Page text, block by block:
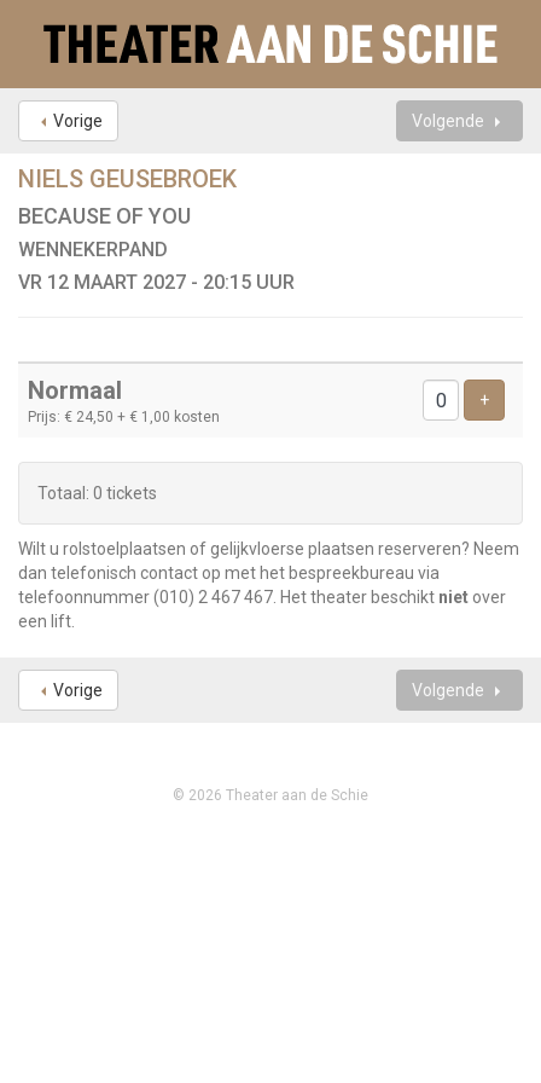
Vorige Volgende
NIELS GEUSEBROEK
BECAUSE OF YOU
WENNEKERPAND
VR 12 MAART 2027 - 20:15 UUR
Aantal
Normaal
Prijs: € 24,50 + € 1,00 kosten
+Voeg
Totaal: 0 tickets
Wilt u rolstoelplaatsen of gelijkvloerse plaatsen reserveren? Neem
dan telefonisch contact op met het bespreekbureau via
telefoonnummer(010) 2 467 467. Het theater beschikt niet over
een lift.
Vorige Volgende
© 2026 Theater aan de Schie